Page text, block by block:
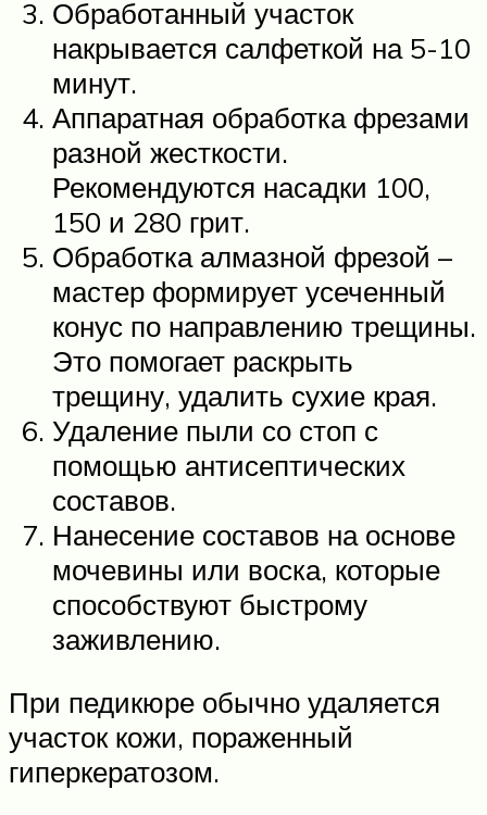
Обработанный участок
накрывается салфеткой на 5-10
минут.
Аппаратная обработка фрезами
разной жесткости.
Рекомендуются насадки 100,
150 и 280 грит.
Обработка алмазной фрезой –
мастер формирует усеченный
конус по направлению трещины.
Это помогает раскрыть
трещину, удалить сухие края.
Удаление пыли со стоп с
помощью антисептических
составов.
Нанесение составов на основе
мочевины или воска, которые
способствуют быстрому
заживлению.
При педикюре обычно удаляется
участок кожи, пораженный
гиперкератозом.